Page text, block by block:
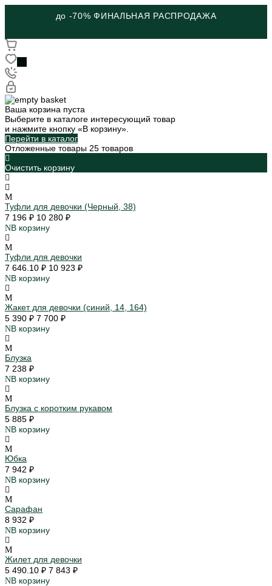
до -70% ФИНАЛЬНАЯ РАСПРОДАЖА
Ваша корзина пуста
Выберите в каталоге интересующий товар
и нажмите кнопку «В корзину».
Перейти в каталог
Отложенные товары 25 товаров
Очистить корзину
Туфли для девочки (Черный, 38)
7 196 ₽ 10 280 ₽
В корзину
Туфли для девочки
7 646.10 ₽ 10 923 ₽
В корзину
Жакет для девочки (синий, 14, 164)
5 390 ₽ 7 700 ₽
В корзину
Блузка
7 238 ₽
В корзину
Блузка с коротким рукавом
5 885 ₽
В корзину
Юбка
7 942 ₽
В корзину
Сарафан
8 932 ₽
В корзину
Жилет для девочки
5 490.10 ₽ 7 843 ₽
В корзину